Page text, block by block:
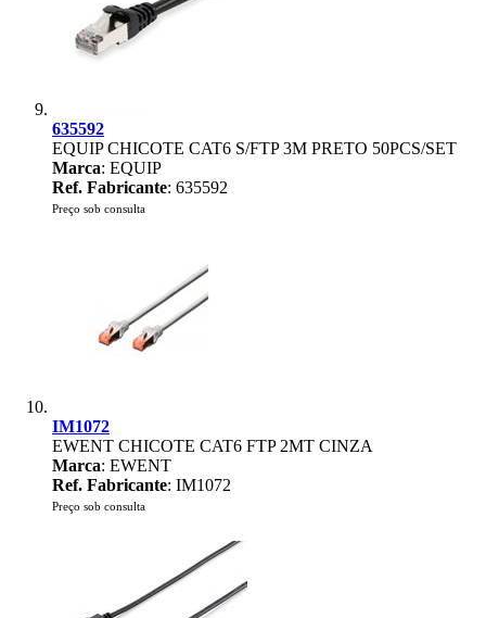
635592
EQUIP CHICOTE CAT6 S/FTP 3M PRETO 50PCS/SET
Marca: EQUIP
Ref. Fabricante: 635592
Preço sob consulta
IM1072
EWENT CHICOTE CAT6 FTP 2MT CINZA
Marca: EWENT
Ref. Fabricante: IM1072
Preço sob consulta